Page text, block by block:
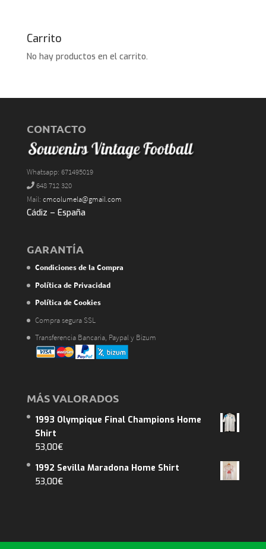
Carrito
No hay productos en el carrito.
CONTACTO
Whatsapp: 671495019
648 712 320
Mail: cmcolumela@gmail.com
Cádiz – España
GARANTÍA
Condiciones de la Compra
Política de Privacidad
Política de Cookies
Compra segura SSL
Transferencia Bancaria, Paypal y Bizum
MÁS VALORADOS
1993 Olympique Final Champions Home
Shirt
53,00€
1992 Sevilla Maradona Home Shirt
53,00€